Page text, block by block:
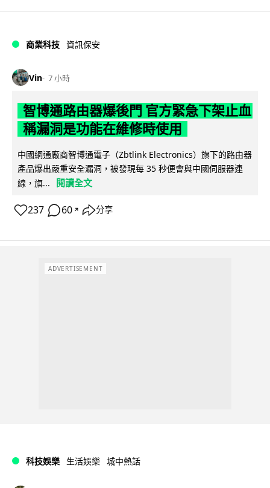
商業科技 資訊保安
Vin 7 小時
智博通路由器爆後門 官方緊急下架止血
稱漏洞是功能在維修時使用
中國網通廠商智博通電子（Zbtlink Electronics）旗下的路由器
產品爆出嚴重安全漏洞，被發現每 35 秒便會與中國伺服器連
線，旗...
閱讀全文
237 60 ↗ 分享
ADVERTISEMENT
科技娛樂 生活娛樂 城中熱話